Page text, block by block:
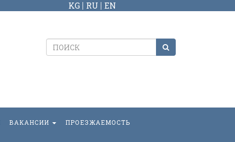
KG RU EN
ВАКАНСИИ ПРОЕЗЖАЕМОСТЬ